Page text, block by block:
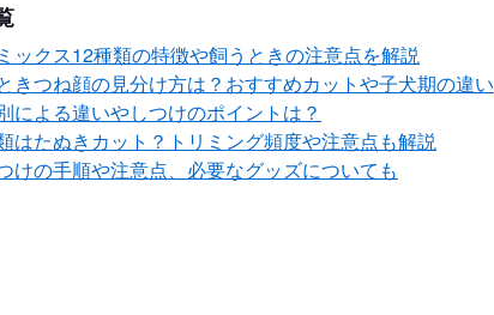
ックス12種類の特徴や飼うときの注意点を解説
きつね顔の見分け方は？おすすめカットや子犬期の違い
よる違いやしつけのポイントは？
はたぬきカット？トリミング頻度や注意点も解説
けの手順や注意点、必要なグッズについても